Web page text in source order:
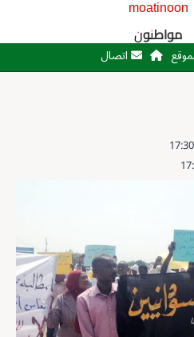
moatinoon
مواطنون
اتصال